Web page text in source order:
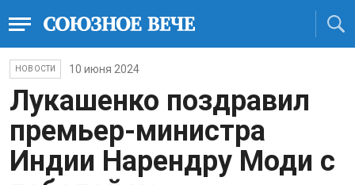
НОВОСТИ 10 июня 2024
Лукашенко поздравил
премьер-министра
Индии Нарендру Моди с